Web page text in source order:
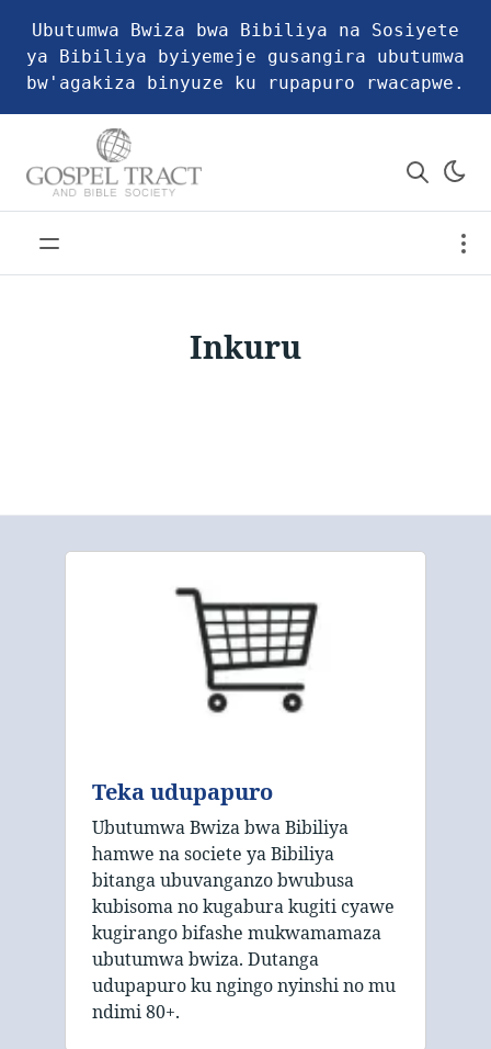
Ubutumwa Bwiza bwa Bibiliya na Sosiyete
ya Bibiliya byiyemeje gusangira ubutumwa
bw'agakiza binyuze ku rupapuro rwacapwe.
Inkuru
Teka udupapuro
Ubutumwa Bwiza bwa Bibiliya
hamwe na societe ya Bibiliya
bitanga ubuvanganzo bwubusa
kubisoma no kugabura kugiti cyawe
kugirango bifashe mukwamamaza
ubutumwa bwiza. Dutanga
udupapuro ku ngingo nyinshi no mu
ndimi 80+.